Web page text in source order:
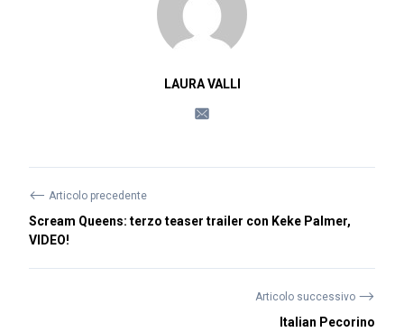
LAURA VALLI
⟵ Articolo precedente
Scream Queens: terzo teaser trailer con Keke Palmer,
VIDEO!
Articolo successivo ⟶
Italian Pecorino